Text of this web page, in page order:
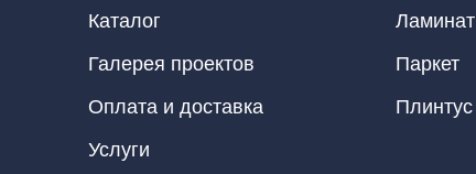
Каталог
Галерея проектов
Оплата и доставка
Услуги
Ламинат
Паркет
Плинтус